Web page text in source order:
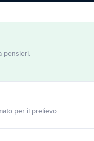
pensieri.
per il prelievo